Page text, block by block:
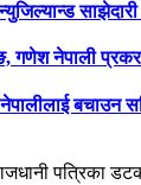
गणेश नेपाली
बचाउन
राजधानी